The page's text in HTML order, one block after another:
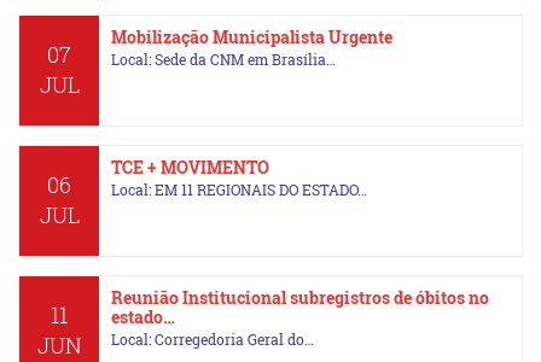
07
JUL
Mobilização Municipalista Urgente
Local: Sede da CNM em Brasília…
06
JUL
TCE + MOVIMENTO
Local: EM 11 REGIONAIS DO ESTADO…
11
JUN
Reunião Institucional subregistros de óbitos no
estado…
Local: Corregedoria Geral do…